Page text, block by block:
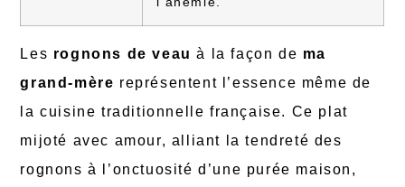
Les rognons de veau à la façon de ma
grand-mère représentent l’essence même de
la cuisine traditionnelle française. Ce plat
mijoté avec amour, alliant la tendreté des
rognons à l’onctuosité d’une purée maison,